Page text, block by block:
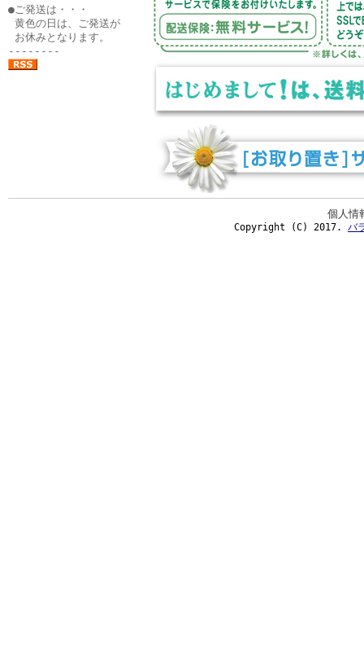
●ご発送は・・・
黄色の日は、ご発送が
お休みとなります。
--------
個人情
Copyright (C) 2017. バ